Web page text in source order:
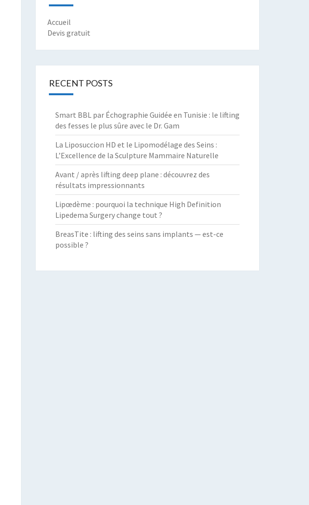
Accueil
Devis gratuit
RECENT POSTS
Smart BBL par Échographie Guidée en Tunisie : le lifting
des fesses le plus sûre avec le Dr. Gam
La Liposuccion HD et le Lipomodélage des Seins :
L’Excellence de la Sculpture Mammaire Naturelle
Avant / après lifting deep plane : découvrez des
résultats impressionnants
Lipœdème : pourquoi la technique High Definition
Lipedema Surgery change tout ?
BreasTite : lifting des seins sans implants — est-ce
possible ?